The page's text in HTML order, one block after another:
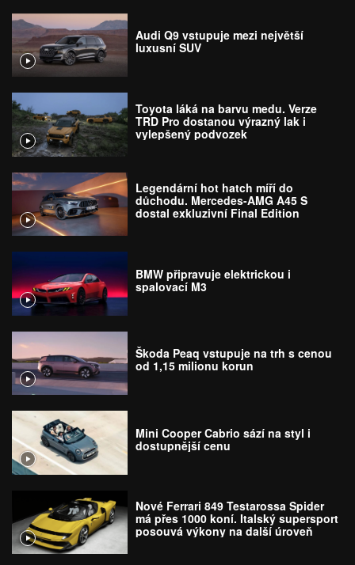
Audi Q9 vstupuje mezi největší
luxusní SUV
Toyota láká na barvu medu. Verze
TRD Pro dostanou výrazný lak i
vylepšený podvozek
Legendární hot hatch míří do
důchodu. Mercedes-AMG A45 S
dostal exkluzivní Final Edition
BMW připravuje elektrickou i
spalovací M3
Škoda Peaq vstupuje na trh s cenou
od 1,15 milionu korun
Mini Cooper Cabrio sází na styl i
dostupnější cenu
Nové Ferrari 849 Testarossa Spider
má přes 1000 koní. Italský supersport
posouvá výkony na další úroveň